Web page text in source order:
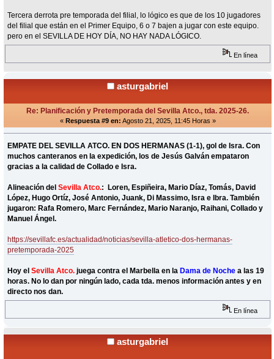
Tercera derrota pre temporada del filial, lo lógico es que de los 10 jugadores
del filial que están en el Primer Equipo, 6 o 7 bajen a jugar con este equipo.
pero en el SEVILLA DE HOY DÍA, NO HAY NADA LÓGICO.
En línea
asturgabriel
Re: Planificación y Pretemporada del Sevilla Atco., tda. 2025-26.
« Respuesta #9 en: Agosto 21, 2025, 11:45 Horas »
EMPATE DEL SEVILLA ATCO. EN DOS HERMANAS (1-1), gol de Isra. Con
muchos canteranos en la expedición, los de Jesús Galván empataron
gracias a la calidad de Collado e Isra.
Alineación delSevilla Atco.: Loren, Espiñeira, Mario Díaz, Tomás, David
López, Hugo Ortíz, José Antonio, Juank, Di Massimo, Isra e Ibra. También
jugaron: Rafa Romero, Marc Fernández, Mario Naranjo, Raihani, Collado y
Manuel Ángel.
https://sevillafc.es/actualidad/noticias/sevilla-atletico-dos-hermanas-
pretemporada-2025
Hoy elSevilla Atco. juega contra el Marbella en la Dama de Noche a las 19
horas. No lo dan por ningún lado, cada tda. menos información antes y en
directo nos dan.
En línea
asturgabriel